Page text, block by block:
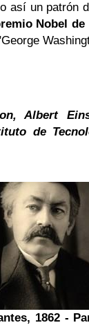
así un patrón
Nobel de
Albert
de
1862 -